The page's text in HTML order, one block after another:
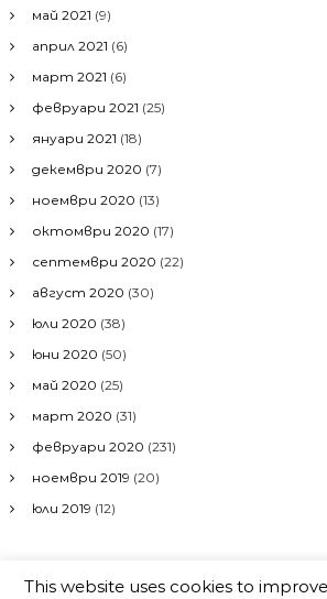
май 2021 (9)
април 2021 (6)
март 2021 (6)
февруари 2021 (25)
януари 2021 (18)
декември 2020 (7)
ноември 2020 (13)
октомври 2020 (17)
септември 2020 (22)
август 2020 (30)
юли 2020 (38)
юни 2020 (50)
май 2020 (25)
март 2020 (31)
февруари 2020 (231)
ноември 2019 (20)
юли 2019 (12)
This website uses cookies to